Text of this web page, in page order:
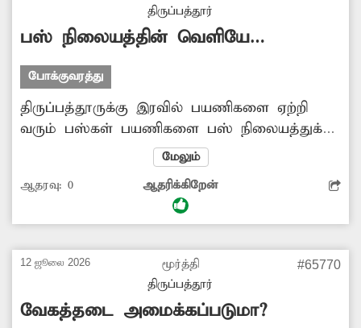
திருப்பத்தூர்
பஸ் நிலையத்தின் வெளியே
பயணிகளை இறக்கி விடும் அவலம்
போக்குவரத்து
திருப்பத்தூருக்கு இரவில் பயணிகளை ஏற்றி
வரும் பஸ்கள் பயணிகளை பஸ் நிலையத்துக்கு
வெளியே திருப்பத்தூர்-வாணியம்பாடி சாலையில்
ஏற்றி, இறக்கி செல்கின்றன. பஸ் நிலையத்துக்கு
வெளியே பயணிகளை இரவில் ஏற்றி,
இறக்குவதால் திருட்டு சம்பவம் நடக்கும்
நிலையத்தின் உள்ளே பயணிகளை ஏற்றி,
இறக்கி செல்ல சம்பந்தப்பட்ட
போக்குவரத்துக்கழக அதிகாரிகள் நடவடிக்கை
எடுக்க வேண்டும். -அர்ச்சுனன், திருப்பத்தூர்.
மேலும்
ஆதரவு: 0 ஆதரிக்கிறேன்
12 ஜூலை 2026
மூர்த்தி
திருப்பத்தூர்
#65770
வேகத்தடை அமைக்கப்படுமா?